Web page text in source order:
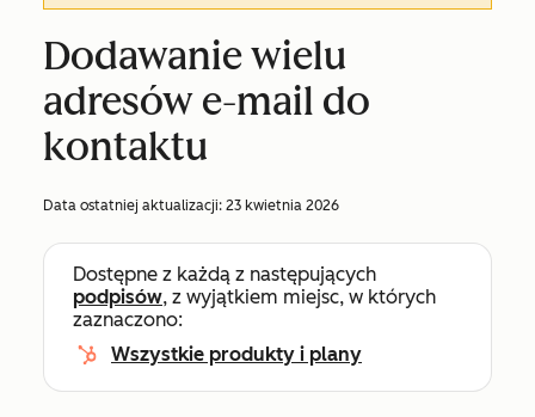
Dodawanie wielu
adresów e-mail do
kontaktu
Data ostatniej aktualizacji: 23 kwietnia 2026
Dostępne z każdą z następujących
podpisów, z wyjątkiem miejsc, w których
zaznaczono:
Wszystkie produkty i plany